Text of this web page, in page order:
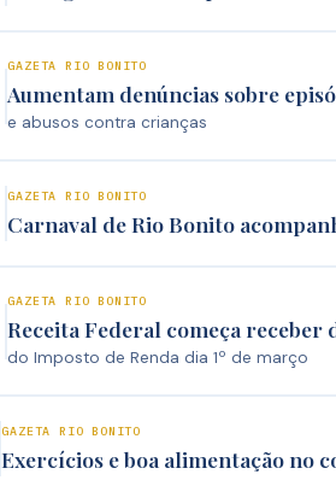
GAZETA RIO BONITO
Aumentam denúncias sobre
e abusos contra crianças
GAZETA RIO BONITO
Carnaval de Rio Bonito
GAZETA RIO BONITO
Receita Federal começa receber
do Imposto de Renda dia 1º de março
GAZETA RIO BONITO
Exercícios e boa alimentação no